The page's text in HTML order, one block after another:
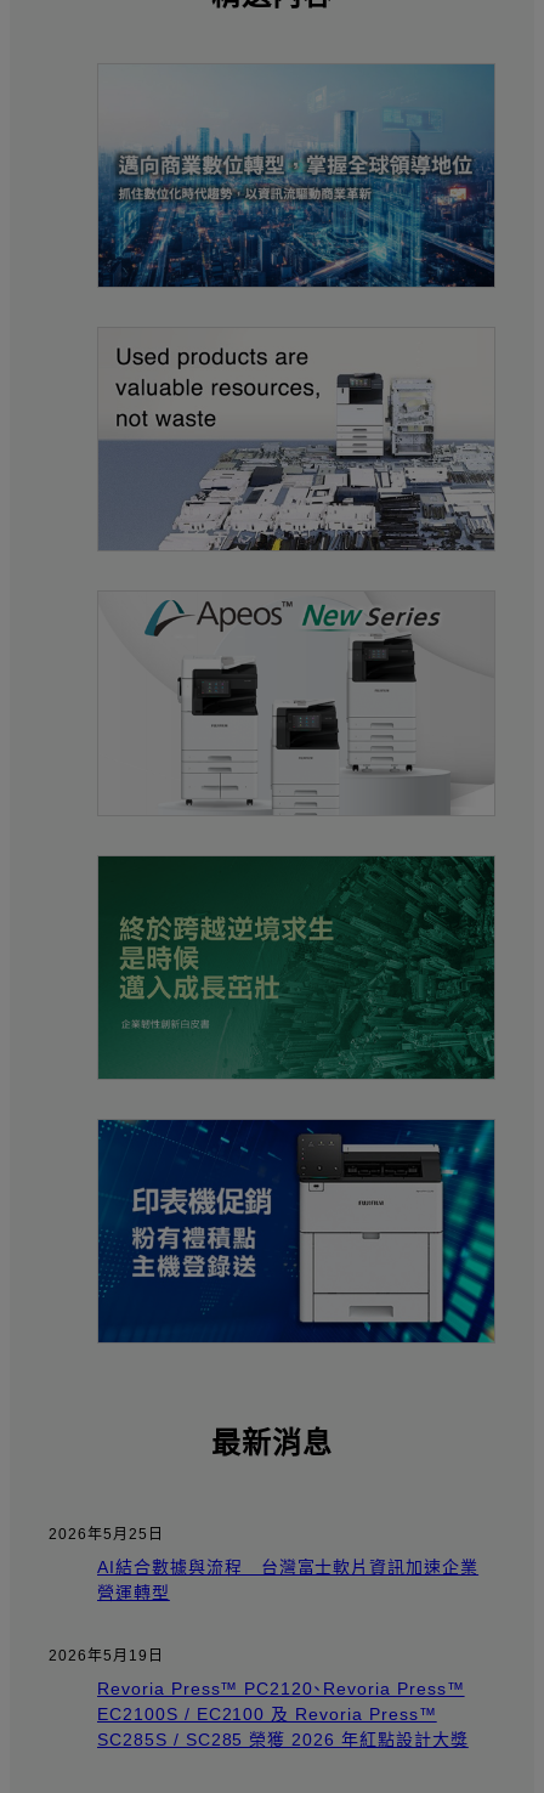
最新消息
2026年5月25日
AI結合數據與流程 台灣富士軟片資訊加速企業
營運轉型
2026年5月19日
Revoria Press™ PC2120、Revoria Press™
EC2100S / EC2100 及 Revoria Press™
SC285S / SC285 榮獲 2026 年紅點設計大獎